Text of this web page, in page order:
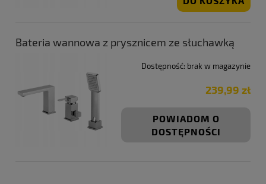
Bateria wannowa z prysznicem ze słuchawką
Dostępność: brak w magazynie
239,99 zł
POWIADOM O
DOSTĘPNOŚCI